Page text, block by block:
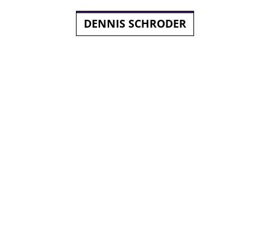
DENNIS SCHRODER